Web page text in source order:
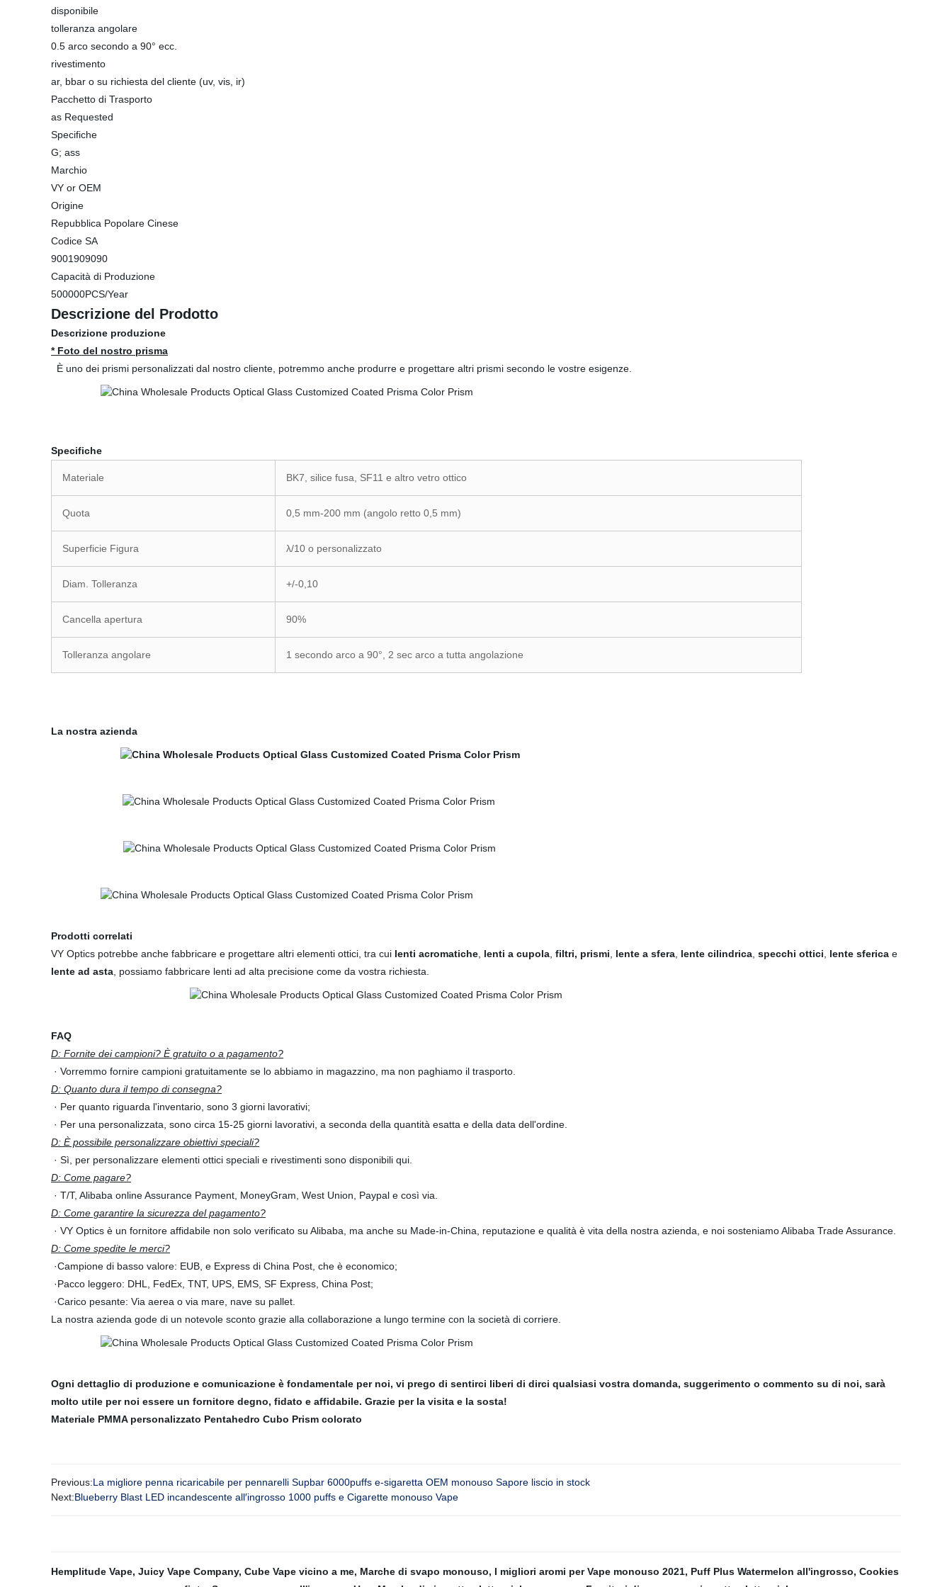
disponibile
tolleranza angolare
0.5 arco secondo a 90° ecc.
rivestimento
ar, bbar o su richiesta del cliente (uv, vis, ir)
Pacchetto di Trasporto
as Requested
Specifiche
G; ass
Marchio
VY or OEM
Origine
Repubblica Popolare Cinese
Codice SA
9001909090
Capacità di Produzione
500000PCS/Year
Descrizione del Prodotto
Descrizione produzione
* Foto del nostro prisma
È uno dei prismi personalizzati dal nostro cliente, potremmo anche produrre e progettare altri prismi secondo le vostre esigenze.
Specifiche
Materiale BK7, silice fusa, SF11 e altro vetro ottico
Quota 0,5 mm-200 mm (angolo retto 0,5 mm)
Superficie Figura λ/10 o personalizzato
Diam. Tolleranza +/-0,10
Cancella apertura 90%
Tolleranza angolare 1 secondo arco a 90°, 2 sec arco a tutta angolazione
La nostra azienda
Prodotti correlati
VY Optics potrebbe anche fabbricare e progettare altri elementi ottici, tra cui lenti acromatiche lenti a cupola filtri, prismi lente a sfera lente cilindrica specchi ottici lente sferica e
lente ad asta , possiamo fabbricare lenti ad alta precisione come da vostra richiesta.
FAQ
D: Fornite dei campioni? È gratuito o a pagamento?
· Vorremmo fornire campioni gratuitamente se lo abbiamo in magazzino, ma non paghiamo il trasporto.
D: Quanto dura il tempo di consegna?
· Per quanto riguarda l'inventario, sono 3 giorni lavorativi;
· Per una personalizzata, sono circa 15-25 giorni lavorativi, a seconda della quantità esatta e della data dell'ordine.
D: È possibile personalizzare obiettivi speciali?
· Sì, per personalizzare elementi ottici speciali e rivestimenti sono disponibili qui.
D: Come pagare?
· T/T, Alibaba online Assurance Payment, MoneyGram, West Union, Paypal e così via.
D: Come garantire la sicurezza del pagamento?
· VY Optics è un fornitore affidabile non solo verificato su Alibaba, ma anche su Made-in-China, reputazione e qualità è vita della nostra azienda, e noi sosteniamo Alibaba Trade Assurance.
D: Come spedite le merci?
·Campione di basso valore: EUB, e Express di China Post, che è economico;
·Pacco leggero: DHL, FedEx, TNT, UPS, EMS, SF Express, China Post;
·Carico pesante: Via aerea o via mare, nave su pallet.
La nostra azienda gode di un notevole sconto grazie alla collaborazione a lungo termine con la società di corriere.
Ogni dettaglio di produzione e comunicazione è fondamentale per noi, vi prego di sentirci liberi di dirci qualsiasi vostra domanda, suggerimento o commento su di noi, sarà
molto utile per noi essere un fornitore degno, fidato e affidabile. Grazie per la visita e la sosta!
Materiale PMMA personalizzato Pentahedro Cubo Prism colorato
Previous:La migliore penna ricaricabile per pennarelli Supbar 6000puffs e-sigaretta OEM monouso Sapore liscio in stock
Next:Blueberry Blast LED incandescente all′ingrosso 1000 puffs e Cigarette monouso Vape
Hemplitude Vape, Juicy Vape Company, Cube Vape vicino a me, Marche di svapo monouso, I migliori aromi per Vape monouso 2021, Puff Plus Watermelon all'ingrosso, Cookies